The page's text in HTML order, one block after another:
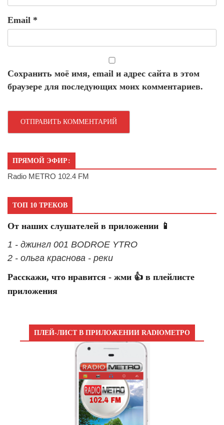
Email *
Сохранить моё имя, email и адрес сайта в этом
браузере для последующих моих комментариев.
ПРЯМОЙ ЭФИР:
Radio METRO 102.4 FM
ТОП 10 ТРЕКОВ
От наших слушателей в приложении 📱
1 - джингл 001 BODROE YTRO
2 - ольга краснова - реки
Расскажи, что нравится - жми 👍 в плейлисте
приложения
ПЛЕЙ-ЛИСТ В ПРИЛОЖЕНИИ RADIOМЕТРО